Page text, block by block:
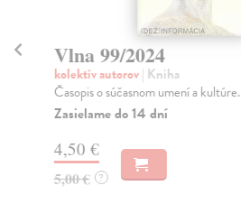
Vlna 99/2024
kolektív autorov| Kniha
Časopis o súčasnom umení a kultúre.
Zasielame do 14 dní
4,50 €
5,00 € ?